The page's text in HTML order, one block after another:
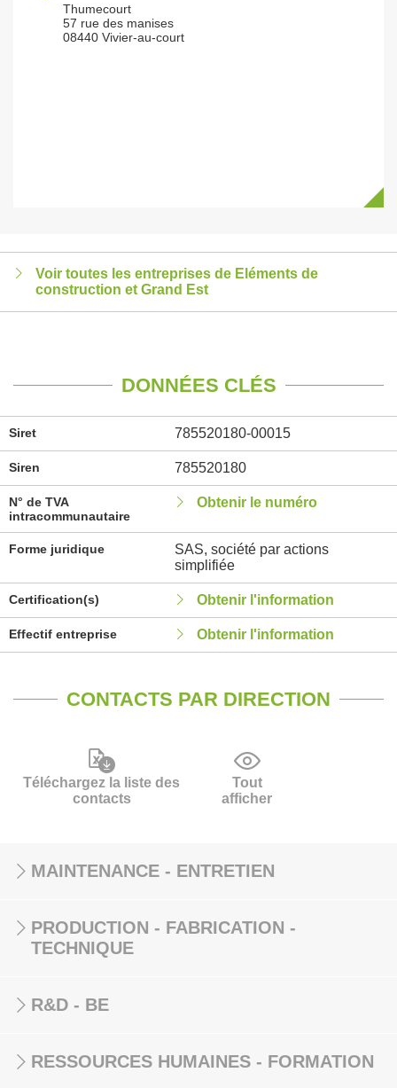
Thumecourt
57 rue des manises
08440 Vivier-au-court
Voir toutes les entreprises de Eléments de
construction et Grand Est
DONNÉES CLÉS
Siret 785520180-00015
Siren 785520180
N° de TVA
intracommunautaire
Obtenir le numéro
Forme juridique
SAS, société par actions
simplifiée
Certification(s) Obtenir l'information
Effectif entreprise Obtenir l'information
CONTACTS PAR DIRECTION
Téléchargez la liste des
contacts
Tout
afficher
MAINTENANCE - ENTRETIEN
PRODUCTION - FABRICATION -
TECHNIQUE
R&D - BE
RESSOURCES HUMAINES - FORMATION